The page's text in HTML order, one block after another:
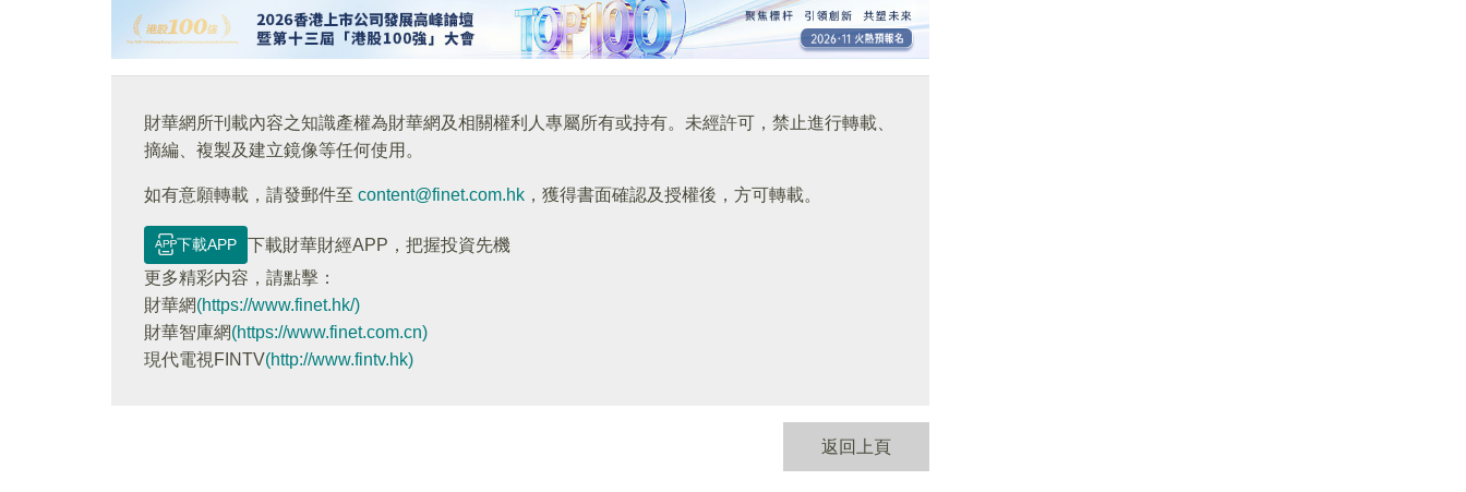
財華網所刊載內容之知識產權為財華網及相關權利人專屬所有或持有。未經許可，禁止進行轉載、
摘編、複製及建立鏡像等任何使用。
如有意願轉載，請發郵件至 content@finet.com.hk ，獲得書面確認及授權後，方可轉載。
下載APP
下載財華財經APP，把握投資先機
更多精彩内容，請點擊：
財華網(https://www.finet.hk/)
財華智庫網(https://www.finet.com.cn)
現代電視FINTV(http://www.fintv.hk)
返回上頁